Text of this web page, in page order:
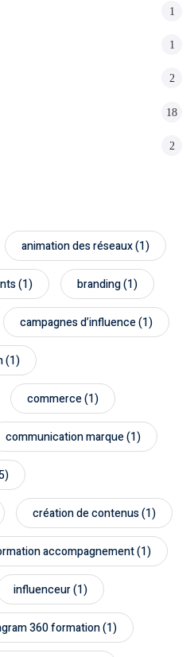
1
1
2
18
2
animation des réseaux(1)
(1) branding(1)
campagnes d’influence(1)
(1)
commerce(1)
communication marque(1)
création de contenus(1)
accompagnement(1)
influenceur(1)
360 formation(1)